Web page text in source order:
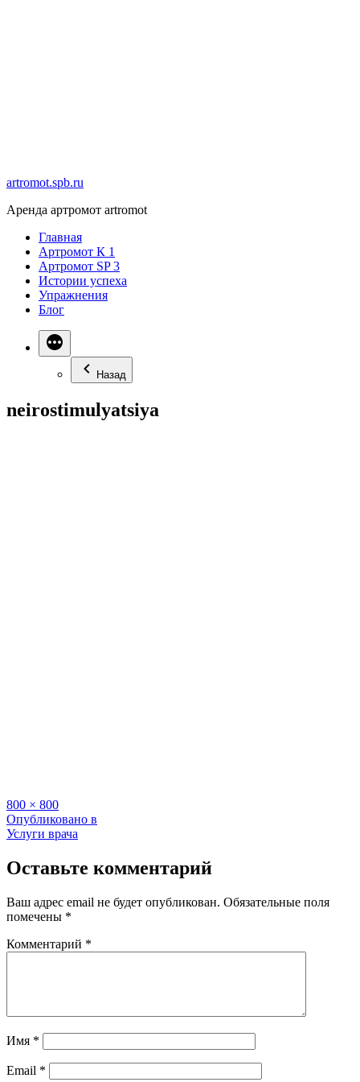
artromot.spb.ru
Аренда артромот artromot
Главная
Артромот К 1
Артромот SP 3
Истории успеха
Упражнения
Блог
Назад
neirostimulyatsiya
Полный
размер
800 × 800
Навигация
по
записям
Опубликовано в
Услуги врача
Оставьте комментарий
Ваш адрес email не будет опубликован. Обязательные поля
помечены *
Комментарий *
Имя *
Email *